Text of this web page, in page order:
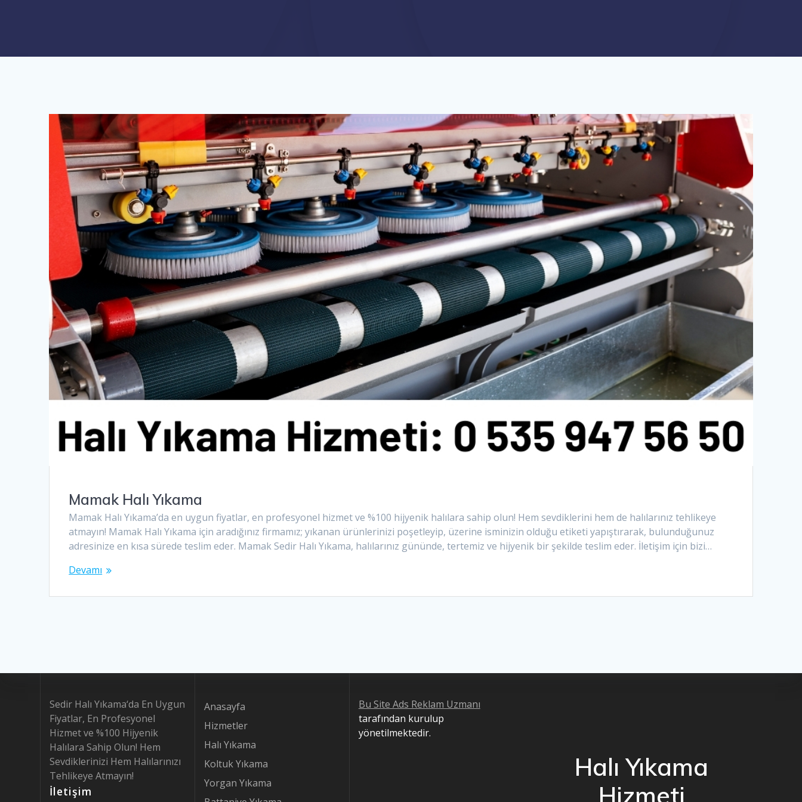
Mamak Halı Yıkama
Mamak Halı Yıkama’da en uygun fiyatlar, en profesyonel hizmet ve %100 hijyenik halılara sahip olun! Hem sevdiklerini hem de halılarınız tehlikeye
atmayın! Mamak Halı Yıkama için aradığınız firmamız; yıkanan ürünlerinizi poşetleyip, üzerine isminizin olduğu etiketi yapıştırarak, bulunduğunuz
adresinize en kısa sürede teslim eder. Mamak Sedir Halı Yıkama, halılarınız gününde, tertemiz ve hijyenik bir şekilde teslim eder. İletişim için bizi…
Devamı
Sedir Halı Yıkama‘da En Uygun
Fiyatlar, En Profesyonel
Hizmet ve %100 Hijyenik
Halılara Sahip Olun! Hem
Sevdiklerinizi Hem Halılarınızı
Tehlikeye Atmayın!
İletişim
Anasayfa
Hizmetler
Halı Yıkama
Koltuk Yıkama
Yorgan Yıkama
Bu Site Ads Reklam Uzmanı
tarafından kurulup
yönetilmektedir.
Halı Yıkama
Hizmeti